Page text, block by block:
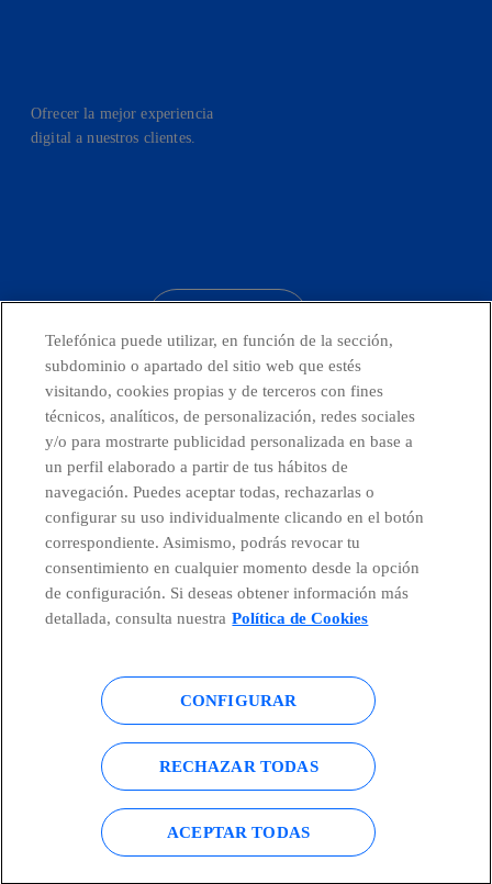
Ofrecer la mejor experiencia
digital a nuestros clientes.
Telefónica en redes sociales
Canal de Denuncias
Centro Global Transparencia
Política de cookies Aviso legal
Accesibilidad Política de privacidad
Mapa del sitio
Telefónica puede utilizar, en función de la sección,
subdominio o apartado del sitio web que estés
visitando, cookies propias y de terceros con fines
técnicos, analíticos, de personalización, redes sociales
y/o para mostrarte publicidad personalizada en base a
un perfil elaborado a partir de tus hábitos de
navegación. Puedes aceptar todas, rechazarlas o
configurar su uso individualmente clicando en el botón
correspondiente. Asimismo, podrás revocar tu
consentimiento en cualquier momento desde la opción
de configuración. Si deseas obtener información más
detallada, consulta nuestra Política de Cookies
CONFIGURAR
RECHAZAR TODAS
ACEPTAR TODAS